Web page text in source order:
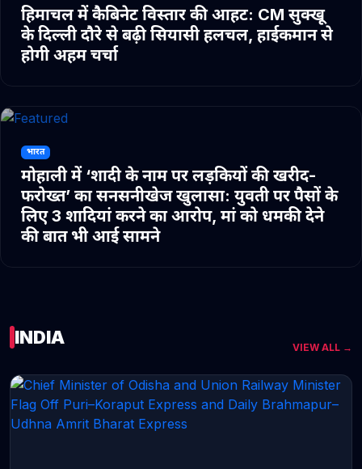
हिमाचल में कैबिनेट विस्तार की आहट: CM सुक्खू
के दिल्ली दौरे से बढ़ी सियासी हलचल, हाईकमान से
होगी अहम चर्चा
भारत
मोहाली में ‘शादी के नाम पर लड़कियों की खरीद-
फरोख्त’ का सनसनीखेज खुलासा: युवती पर पैसों के
लिए 3 शादियां करने का आरोप, मां को धमकी देने
की बात भी आई सामने
INDIA VIEW ALL →